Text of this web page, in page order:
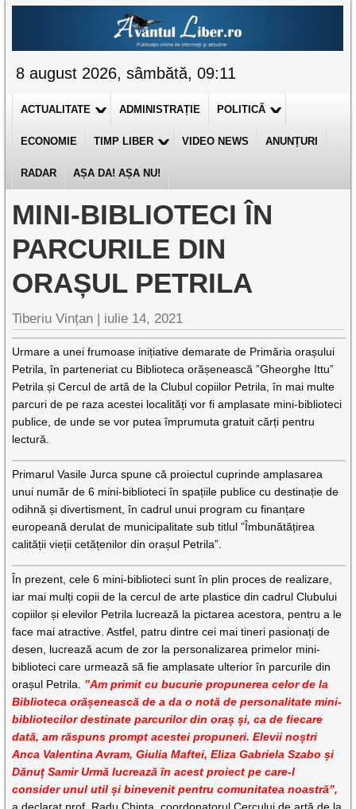
8 august 2026, sâmbătă, 09:11
ACTUALITATE ADMINISTRAȚIE POLITICĂ
ECONOMIE TIMP LIBER VIDEO NEWS ANUNȚURI
RADAR AȘA DA! AȘA NU!
MINI-BIBLIOTECI ÎN
PARCURILE DIN
ORAȘUL PETRILA
Tiberiu Vințan | iulie 14, 2021
Urmare a unei frumoase inițiative demarate de Primăria orașului
Petrila, în parteneriat cu Biblioteca orășenească ”Gheorghe Ittu”
Petrila și Cercul de artă de la Clubul copiilor Petrila, în mai multe
parcuri de pe raza acestei localități vor fi amplasate mini-biblioteci
publice, de unde se vor putea împrumuta gratuit cărți pentru
lectură.
Primarul Vasile Jurca spune că proiectul cuprinde amplasarea
unui număr de 6 mini-biblioteci în spațiile publice cu destinație de
odihnă și divertisment, în cadrul unui program cu finanțare
europeană derulat de municipalitate sub titlul ”Îmbunătățirea
calității vieții cetățenilor din orașul Petrila”.
În prezent, cele 6 mini-biblioteci sunt în plin proces de realizare,
iar mai mulți copii de la cercul de arte plastice din cadrul Clubului
copiilor și elevilor Petrila lucrează la pictarea acestora, pentru a le
face mai atractive. Astfel, patru dintre cei mai tineri pasionați de
desen, lucrează acum de zor la personalizarea primelor mini-
biblioteci care urmează să fie amplasate ulterior în parcurile din
orașul Petrila. ”Am primit cu bucurie propunerea celor de la
Biblioteca orășenească de a da o notă de personalitate mini-
bibliotecilor destinate parcurilor din oraș și, ca de fiecare
dată, am răspuns prompt acestei propuneri. Elevii noștri
Anca Valentina Avram, Giulia Maftei, Eliza Gabriela Szabo și
Dănuț Samir Urmă lucrează în acest proiect pe care-l
consider unul util și binevenit pentru comunitatea noastră”,